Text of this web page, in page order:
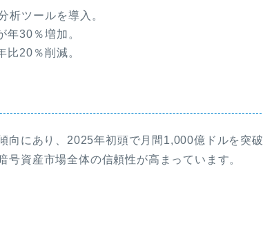
析ツールを導入。
年30％増加。
比20％削減。
向にあり、2025年初頭で月間1,000億ドルを突破
号資産市場全体の信頼性が高まっています。